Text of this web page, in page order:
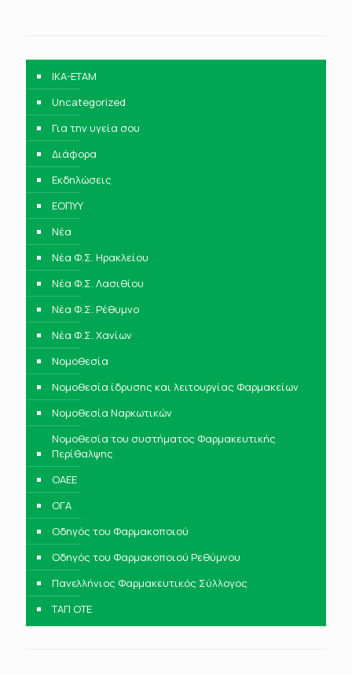
IKA-ETAM
Uncategorized
Για την υγεία σου
Διάφορα
Εκδηλώσεις
ΕΟΠΥΥ
Νέα
Νέα Φ.Σ. Ηρακλείου
Νέα Φ.Σ. Λασιθίου
Νέα Φ.Σ. Ρέθυμνο
Νέα Φ.Σ. Χανίων
Νομοθεσία
Νομοθεσία ίδρυσης και λειτουργίας Φαρμακείων
Νομοθεσία Ναρκωτικών
Νομοθεσία του συστήματος Φαρμακευτικής
Περίθαλψης
ΟΑΕΕ
ΟΓΑ
Οδηγός του Φαρμακοποιού
Οδηγός του Φαρμακοποιού Ρεθύμνου
Πανελλήνιος Φαρμακευτικός Σύλλογος
ΤΑΠ ΟΤΕ